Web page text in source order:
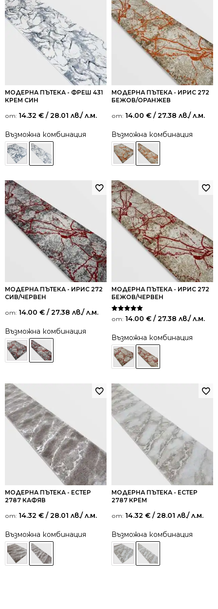
МОДЕРНА ПЪТЕКА - ФРЕШ 431
КРЕМ СИН
от: 14.32 € / 28.01 лв./ л.м.
Възможна комбинация
МОДЕРНА ПЪТЕКА - ИРИС 272
БЕЖОВ/ОРАНЖЕВ
от: 14.00 € / 27.38 лв./ л.м.
Възможна комбинация
МОДЕРНА ПЪТЕКА - ИРИС 272
СИВ/ЧЕРВЕН
от: 14.00 € / 27.38 лв./ л.м.
Възможна комбинация
МОДЕРНА ПЪТЕКА - ИРИС 272
БЕЖОВ/ЧЕРВЕН
Оценено на
5.00
от: 14.00 € / 27.38 лв./ л.м.
Възможна комбинация
МОДЕРНА ПЪТЕКА - ЕСТЕР
2787 КАФЯВ
от: 14.32 € / 28.01 лв./ л.м.
Възможна комбинация
МОДЕРНА ПЪТЕКА - ЕСТЕР
2787 КРЕМ
от: 14.32 € / 28.01 лв./ л.м.
Възможна комбинация